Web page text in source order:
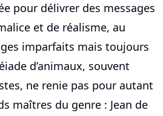
pour délivrer des messages
et de réalisme, au
imparfaits mais toujours
d’animaux, souvent
ne renie pas pour autant
maîtres du genre : Jean de